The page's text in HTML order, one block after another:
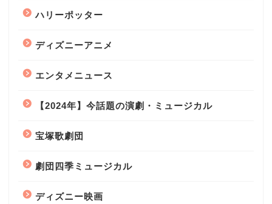
ハリーポッター
ディズニーアニメ
エンタメニュース
【2024年】今話題の演劇・ミュージカル
宝塚歌劇団
劇団四季ミュージカル
ディズニー映画